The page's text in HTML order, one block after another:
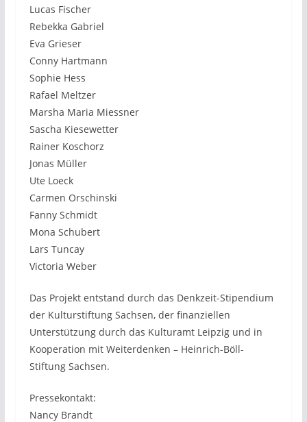
Lucas Fischer
Rebekka Gabriel
Eva Grieser
Conny Hartmann
Sophie Hess
Rafael Meltzer
Marsha Maria Miessner
Sascha Kiesewetter
Rainer Koschorz
Jonas Müller
Ute Loeck
Carmen Orschinski
Fanny Schmidt
Mona Schubert
Lars Tuncay
Victoria Weber
Das Projekt entstand durch das Denkzeit-Stipendium
der Kulturstiftung Sachsen, der finanziellen
Unterstützung durch das Kulturamt Leipzig und in
Kooperation mit Weiterdenken – Heinrich-Böll-
Stiftung Sachsen.
Pressekontakt:
Nancy Brandt